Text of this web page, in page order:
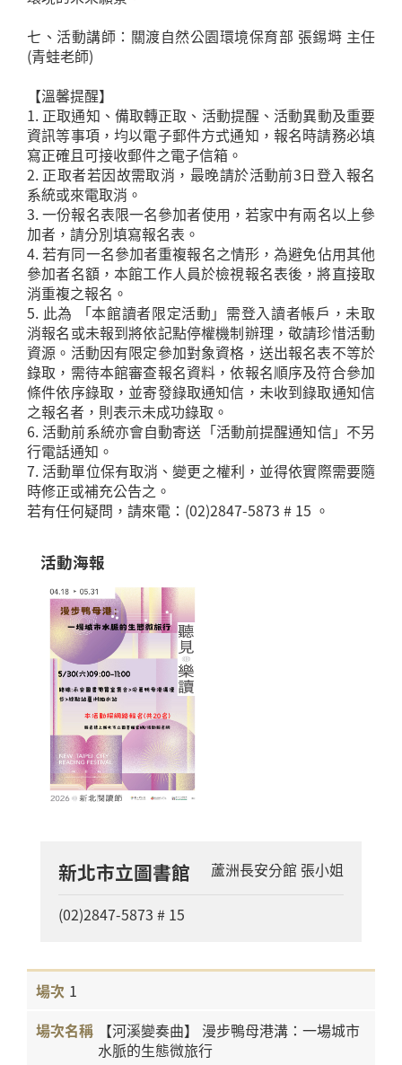
七、活動講師：關渡自然公園環境保育部 張錫塒 主任
(青蛙老師)
【溫馨提醒】
1. 正取通知、備取轉正取、活動提醒、活動異動及重要
資訊等事項，均以電子郵件方式通知，報名時請務必填
寫正確且可接收郵件之電子信箱。
2. 正取者若因故需取消，最晚請於活動前3日登入報名
系統或來電取消。
3. 一份報名表限一名參加者使用，若家中有兩名以上參
加者，請分別填寫報名表。
4. 若有同一名參加者重複報名之情形，為避免佔用其他
參加者名額，本館工作人員於檢視報名表後，將直接取
消重複之報名。
5. 此為 「本館讀者限定活動」需登入讀者帳戶，未取
消報名或未報到將依記點停權機制辦理，敬請珍惜活動
資源。活動因有限定參加對象資格，送出報名表不等於
錄取，需待本館審查報名資料，依報名順序及符合參加
條件依序錄取，並寄發錄取通知信，未收到錄取通知信
之報名者，則表示未成功錄取。
6. 活動前系統亦會自動寄送「活動前提醒通知信」不另
行電話通知。
7. 活動單位保有取消、變更之權利，並得依實際需要隨
時修正或補充公告之。
活動海報
新北市立圖書館 蘆洲長安分館 張小姐
(02)2847-5873 # 15
1
【河溪變奏曲】 漫步鴨母港溝：一場城市
水脈的生態微旅行